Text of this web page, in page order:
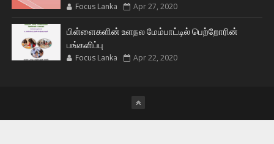
Focus Lanka Apr 27, 2020
பிள்ளைகளின் உளநல மேம்பாட்டில் பெற்றோரின்
பங்களிப்பு
Focus Lanka Apr 22, 2020